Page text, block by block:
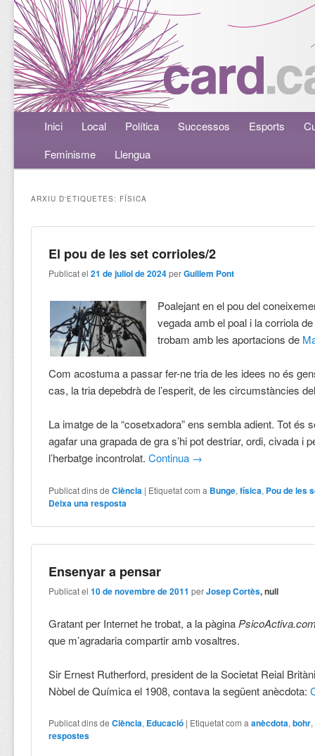
Menú principalAneu al contingut principal
Aneu al contingut secundari
Inici Local Política Successos Esports
Feminisme
Llengua
ARXIU D'ETIQUETES: FÍSICA
El pou de les set corrioles/2
Publicat el21 de juliol de 2024 perGuillem Pont
Poalejant en el pou del
vegada amb el poal i la corriola
trobam amb les aportacions de
Com acostuma a passar fer-ne tria de les idees no és
cas, la tria depebdrà de l’esperit, de les circumstàncies
La imatge de la “cosetxadora” ens sembla adient. Tot és
agafar una grapada de gra s’hi pot destriar, ordi, civada i
l’herbatge incontrolat.Continua →
Publicat dins de Ciència | Etiquetat com a Bunge,física, Pou de les
Deixa una resposta
Ensenyar a pensar
Publicat el10 de novembre de 2011 perJosep Cortès, null
Gratant per Internet he trobat, a la pàgina
que m’agradaria compartir amb vosaltres.
Sir Ernest Rutherford, president de la Societat Reial
Nòbel de Química el 1908, contava la següent anècdota:
Publicat dins de Ciència, Educació | Etiquetat com a anècdota,bohr,
respostes